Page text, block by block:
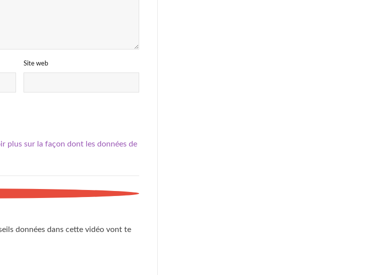
Site web
plus sur la façon dont les données de
données dans cette vidéo vont te